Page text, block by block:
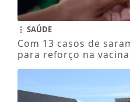
SAÚDE
Com 13 casos de
para reforço na